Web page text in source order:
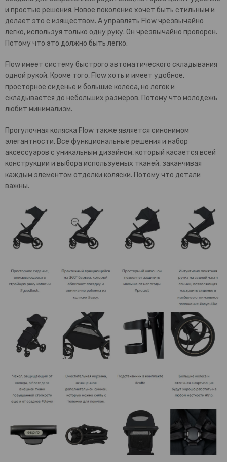
и простые решения. Новое поколение хочет быть стильным и
делает это с изяществом. А управлять Flow чрезвычайно
легко, используя только одну руку. Он чрезвычайно проворен.
Потому что это должно быть легко.
Flow имеет систему быстрого автоматического складывания
одной рукой. Кроме того, Flow хоть и имеет удобное,
просторное сиденье и большие колеса, но легок и
складывается до небольших размеров. Потому что молодежь
любит минимализм.
Прогулочная коляска Flow также является синонимом
элегантности. Все функциональные решения и набор
аксессуаров c уникальным дизайном, который касается всей
конструкции и выбора используемых тканей, заканчивая
каждым элементом отделки коляски. Потому что детали
важны.